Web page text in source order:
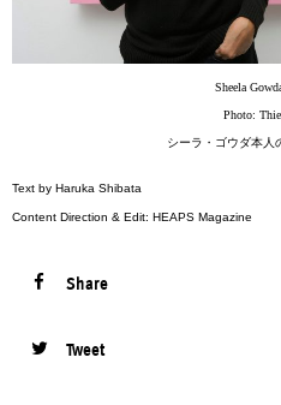
Sheela
Photo:
シーラ・ゴウダ本人
Text by Haruka Shibata
Content Direction & Edit: HEAPS Magazine
Share
Tweet